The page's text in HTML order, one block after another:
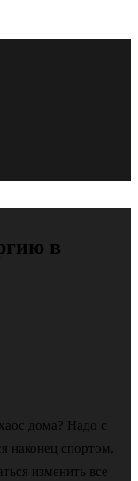
в
дома? Надо с
наконец спортом,
изменить все